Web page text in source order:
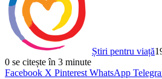
Știri pentru viață
0 se citește în 3 minute
Facebook X Pinterest WhatsApp